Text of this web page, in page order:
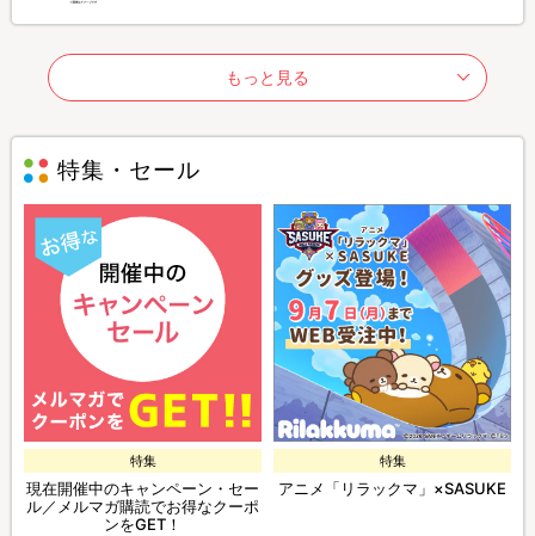
もっと見る
特集・セール
特集
現在開催中のキャンペーン・セー
ル／メルマガ購読でお得なクーポ
ンをGET！
特集
アニメ「リラックマ」×SASUKE